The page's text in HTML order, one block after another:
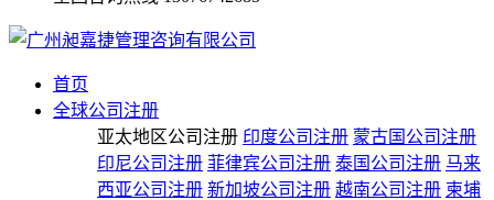
首页
全球公司注册
亚太地区公司注册 印度公司注册 蒙古国公司注册
印尼公司注册 菲律宾公司注册 泰国公司注册 马来
西亚公司注册 新加坡公司注册 越南公司注册 柬埔